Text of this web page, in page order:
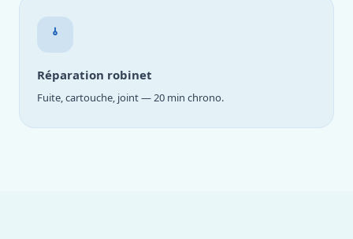
Réparation robinet
Fuite, cartouche, joint — 20 min chrono.